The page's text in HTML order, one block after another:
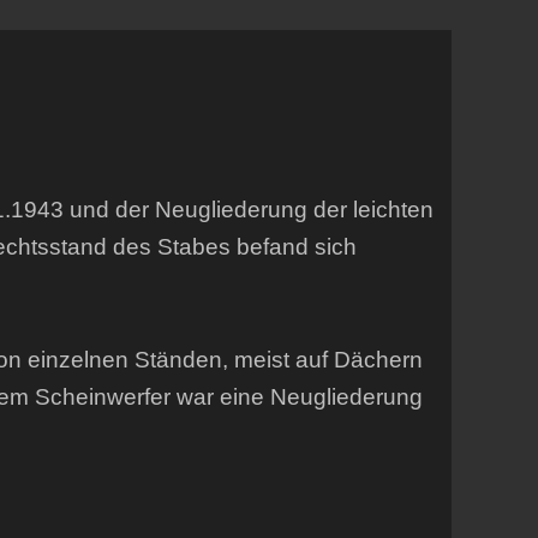
und der Neugliederung der leichten
des Stabes befand sich
einzelnen Ständen, meist auf Dächern
Scheinwerfer war eine Neugliederung